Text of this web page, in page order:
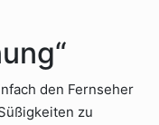
den Fernseher
zu